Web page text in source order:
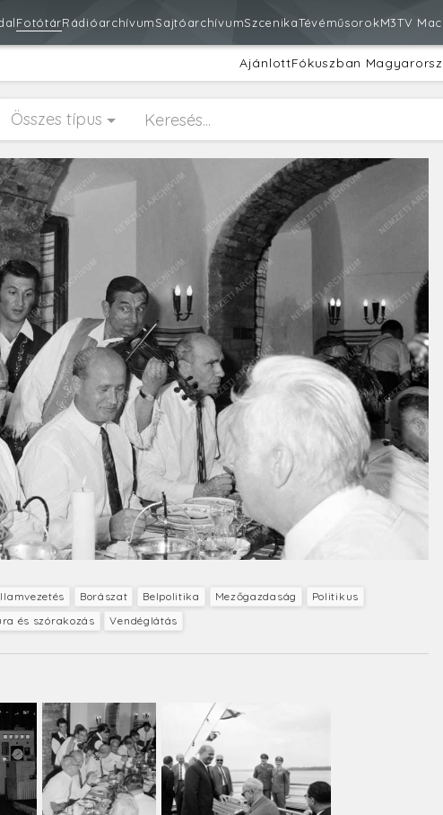
FotótárRádióarchívumSajtóarchívumSzcenikaTévéműsorokM3TV
AjánlottFókuszban
Összes típus
Borászat Belpolitika Mezőgazdaság
Politikus
és szórakozás Vendéglátás